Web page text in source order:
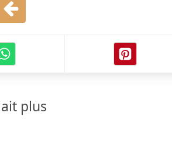
plus